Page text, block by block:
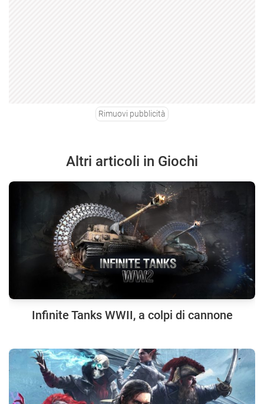
Rimuovi pubblicità
Altri articoli in Giochi
Infinite Tanks WWII, a colpi di cannone